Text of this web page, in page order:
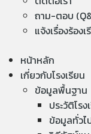
ถาม-ตอบ
แจ้งเรื่องร้อง
หน้าหลัก
เกี่ยวกับโรงเรียน
ข้อมูลพื้นฐาน
ประวัติโรง
ข้อมูลทั่วไ